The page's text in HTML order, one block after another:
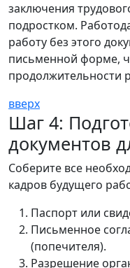
заключения
подростком.
работу без этого
письменной форме,
продолжительности
вверх
Шаг 4:
документов
Соберите все
кадров будущего
Паспорт или
Письменное
(попечителя).
Разрешение